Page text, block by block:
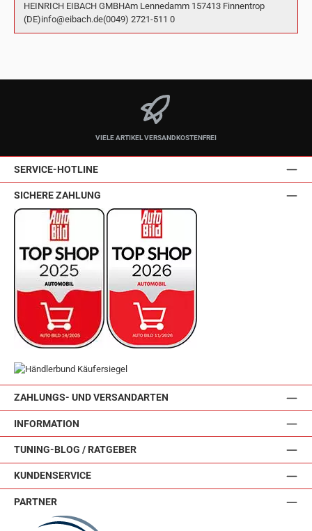
HEINRICH EIBACH GMBHAm Lennedamm 157413 Finnentrop
(DE)info@eibach.de(0049) 2721-511 0
VIELE ARTIKEL VERSANDKOSTENFREI
SERVICE-HOTLINE
ZAHLUNGS- UND VERSANDARTEN
INFORMATION
TUNING-BLOG / RATGEBER
KUNDENSERVICE
SICHERE ZAHLUNG
PARTNER